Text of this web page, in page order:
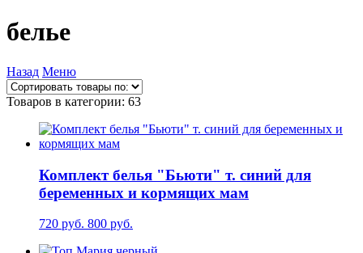
белье
Назад Меню
Товаров в категории: 63
Комплект белья "Бьюти" т. синий для
беременных и кормящих мам
720 руб. 800 руб.